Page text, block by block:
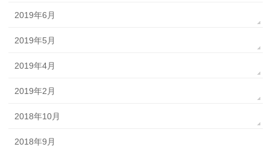
2019年6月
2019年5月
2019年4月
2019年2月
2018年10月
2018年9月